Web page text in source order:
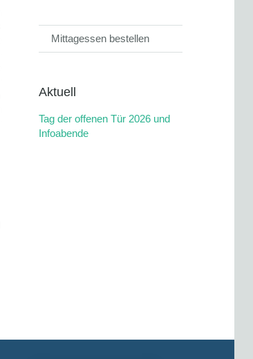
Mittagessen bestellen
Aktuell
Tag der offenen Tür 2026 und
Infoabende